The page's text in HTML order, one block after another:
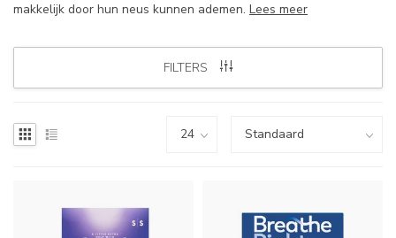
makkelijk door hun neus kunnen ademen. Lees meer
FILTERS